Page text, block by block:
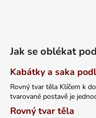
Jak se oblékat
Kabátky a saka
Rovný tvar těla Klíčem k
tvarované postavě je
Rovný tvar těla